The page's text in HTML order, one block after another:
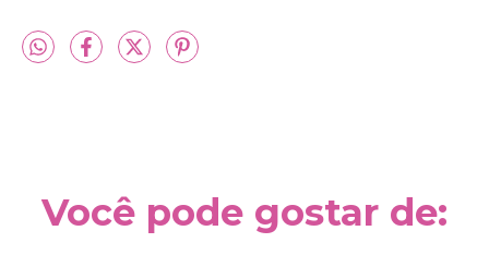
Você pode gostar de: